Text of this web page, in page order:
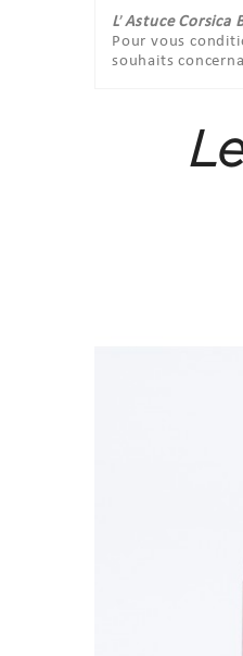
L’Astuce Corsica
Pour vous
souhaits